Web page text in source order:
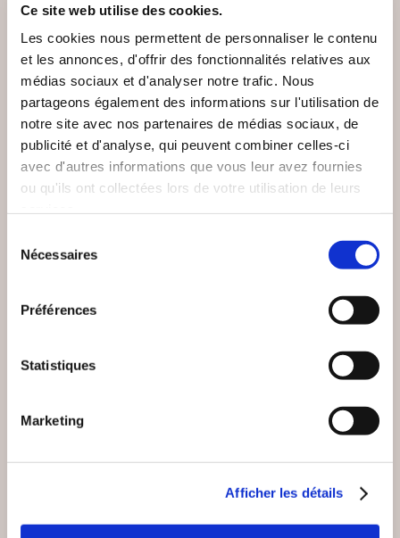
Ce site web utilise des cookies.
Les cookies nous permettent de personnaliser le contenu
et les annonces, d'offrir des fonctionnalités relatives aux
médias sociaux et d'analyser notre trafic. Nous
partageons également des informations sur l'utilisation de
notre site avec nos partenaires de médias sociaux, de
publicité et d'analyse, qui peuvent combiner celles-ci
avec d'autres informations que vous leur avez fournies
ou qu'ils ont collectées lors de votre utilisation de leurs
Nécessaires
Préférences
Statistiques
Marketing
Afficher les détails
Serge Collombat
NEW
Mireille Viller
L'IMAGINAIRE